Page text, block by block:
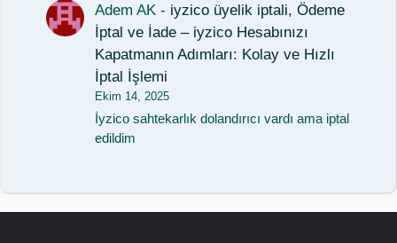
Adem AK - iyzico üyelik iptali, Ödeme
İptal ve İade – iyzico Hesabınızı
Kapatmanın Adımları: Kolay ve Hızlı
İptal İşlemi
Ekim 14, 2025
İyzico sahtekarlık dolandırıcı vardı ama iptal
edildim